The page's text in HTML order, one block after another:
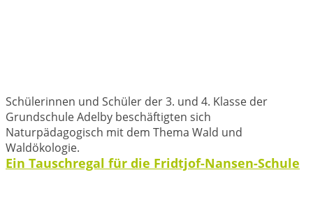
Schülerinnen und Schüler der 3. und 4. Klasse der
Grundschule Adelby beschäftigten sich
Naturpädagogisch mit dem Thema Wald und
Waldökologie.
Ein Tauschregal für die Fridtjof-Nansen-Schule